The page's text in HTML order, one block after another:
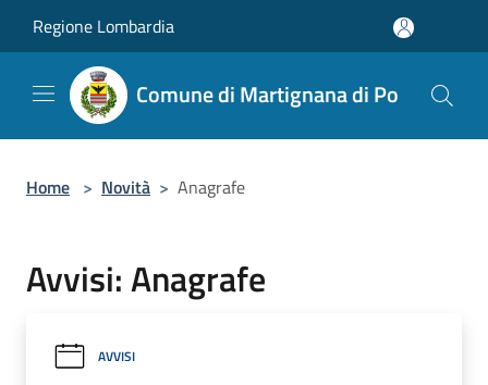
Regione Lombardia
Comune di Martignana di Po
Home > Novità > Anagrafe
Avvisi: Anagrafe
AVVISI